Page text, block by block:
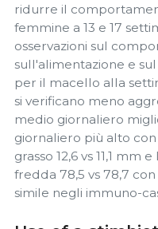
ridurre il
femmine a 13 e 17
osservazioni sul
sull'alimentazione e
per il macello alla
si verificano meno
medio giornaliero
giornaliero più alto
grasso 12,6 vs 11,1 mm
fredda 78,5 vs 78,7
simile negli immuno-